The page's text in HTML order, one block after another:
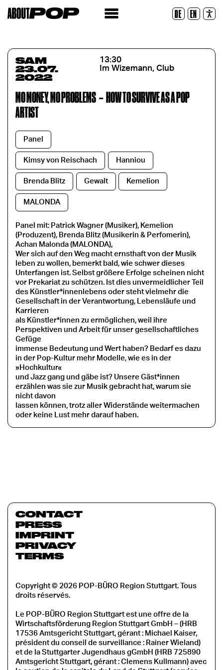
DE EN
Réinitialiser
SAM
23.07.
2022
13:30
Im Wizemann, Club
MO MONEY, MO PROBLEMS– HOW TO SURVIVE AS A POP
ARTIST
Panel
Kimsy von Reischach Hanniou
Brenda Blitz Gewalt Kemelion
MALONDA
Panel mit: Patrick Wagner (Musiker), Kemelion
(Produzent), Brenda Blitz (Musikerin & Perfomerin),
Achan Malonda (MALONDA),
Wer sich auf den Weg macht ernsthaft von der Musik
leben zu wollen, bemerkt bald, wie schwer dieses
Unterfangen ist. Selbst größere Erfolge scheinen nicht
vor Prekariat zu schützen. Ist dies unvermeidlicher Teil
des Künstler*innenlebens oder steht vielmehr die
Gesellschaft in der Verantwortung, Lebensläufe und
Karrieren
als Künstler*innen zu ermöglichen, weil ihre
Perspektiven und Arbeit für unser gesellschaftliches
Gefüge
immense Bedeutung und Wert haben? Bedarf es dazu
in der Pop-Kultur mehr Modelle, wie es in der
»Hochkultur«
und Jazz gang und gäbe ist? Unsere Gäst*innen
erzählen was sie zur Musik gebracht hat, warum sie
nicht davon
lassen können, trotz aller Widerstände weitermachen
oder keine Lust mehr darauf haben.
CONTACT
PRESS
IMPRINT
PRIVACY
TERMS
Copyright © 2026 POP-BÜRO Region Stuttgart. Tous
droits réservés.
Le POP-BÜRO Region Stuttgart est une offre de la
Wirtschaftsförderung Region Stuttgart GmbH – (HRB
17536 Amtsgericht Stuttgart, gérant : Michael Kaiser,
président du conseil de surveillance : Rainer Wieland)
et de la Stuttgarter Jugendhaus gGmbH (HRB 725890
Amtsgericht Stuttgart, gérant : Clemens Kullmann) avec